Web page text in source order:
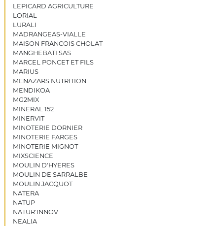
LEPICARD AGRICULTURE
LORIAL
LURALI
MADRANGEAS-VIALLE
MAISON FRANCOIS CHOLAT
MANGHEBATI SAS
MARCEL PONCET ET FILS
MARIUS
MENAZARS NUTRITION
MENDIKOA
MG2MIX
MINERAL 152
MINERVIT
MINOTERIE DORNIER
MINOTERIE FARGES
MINOTERIE MIGNOT
MIXSCIENCE
MOULIN D'HYERES
MOULIN DE SARRALBE
MOULIN JACQUOT
NATERA
NATUP
NATUR'INNOV
NEALIA